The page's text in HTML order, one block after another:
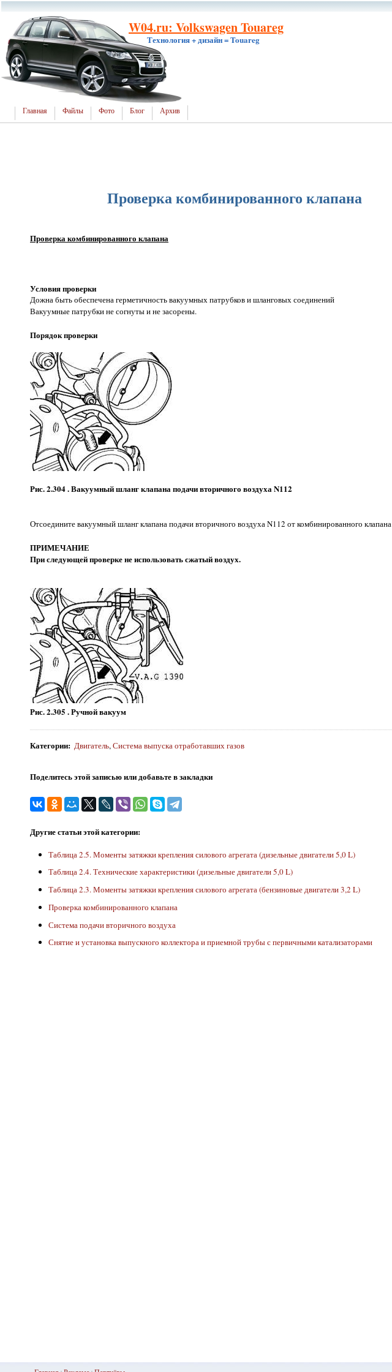
W04.ru: Volkswagen Touareg
Технология + дизайн = Touareg
Главная Файлы Фото Блог Архив
Проверка комбинированного клапана
Проверка комбинированного клапана
Условия проверки
Дожна быть обеспечена герметичность вакуумных патрубков и шланговых соединений
Вакуумные патрубки не согнуты и не засорены.
Порядок проверки
Рис. 2.304 . Вакуумный шланг клапана подачи вторичного воздуха N112
Отсоедините вакуумный шланг клапана подачи вторичного воздуха N112 от комбинированного клапана
ПРИМЕЧАНИЕ
При следующей проверке не использовать сжатый воздух.
Рис. 2.305 . Ручной вакуум
Категории: Двигатель,Система выпуска отработавших газов
Поделитесь этой записью или добавьте в закладки
Другие статьи этой категории:
Таблица 2.5. Моменты затяжки крепления силового агрегата (дизельные двигатели 5,0 L)
Таблица 2.4. Технические характеристики (дизельные двигатели 5,0 L)
Таблица 2.3. Моменты затяжки крепления силового агрегата (бензиновые двигатели 3,2 L)
Проверка комбинированного клапана
Система подачи вторичного воздуха
Снятие и установка выпускного коллектора и приемной трубы с первичными катализаторами